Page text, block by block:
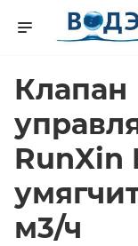
Клапан
RunXin
м3/ч